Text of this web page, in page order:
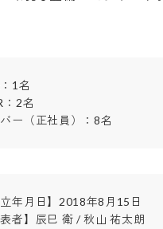
1名
：2名
ー（正社員）：8名
立年月日】2018年8月15日
表者】辰巳 衛 / 秋山 祐太朗